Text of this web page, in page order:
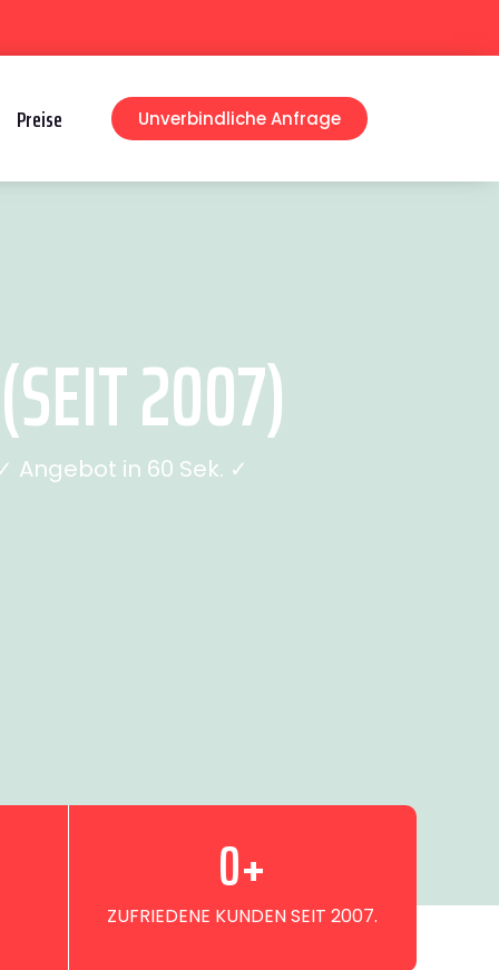
Preise Unverbindliche Anfrage
2007)
Angebot in 60 Sek. ✓
ZUFRIEDENE KUNDEN SEIT 2007.
0+